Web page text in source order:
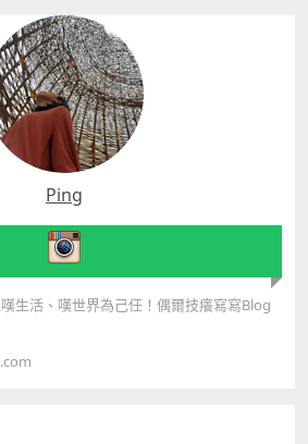
Ping
生活、嘆世界為己任！偶爾技癢寫寫Blog